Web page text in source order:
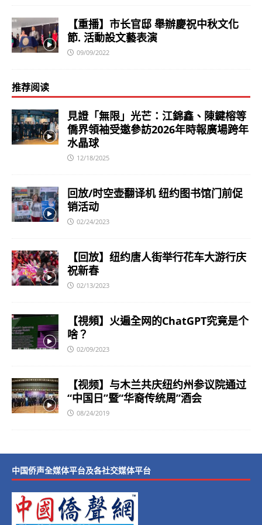
【重播】市长官邸 舉辦慶祝中秋文化
節. 活動設文藝表演
09/09/2022
推荐阅读
見證「無限」光芒：江錦鑫、陳鍵榕等
僑界領袖受邀參訪2026年時報廣場跨年
水晶球
12/18/2025
回放/时空壶翻译机 纽约图书馆门前促
销活动
02/24/2023
【回放】纽约唐人街举行花车大游行庆
祝新春
02/13/2023
【視頻】火遍全网的ChatGPT究竟是个
啥？
02/09/2023
【视频】与木兰共庆纽约州参议院通过
“中国日”暨“华裔传统周”酒会
08/24/2019
中国侨声全媒体平台及各社交媒体平台